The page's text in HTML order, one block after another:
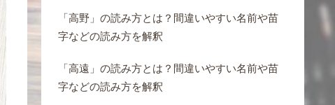
「高野」の読み方とは？間違いやすい名前や苗
字などの読み方を解釈
「高遠」の読み方とは？間違いやすい名前や苗
字などの読み方を解釈